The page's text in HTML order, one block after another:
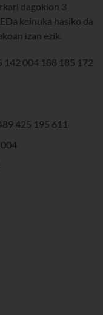
dagokion 3
keinuka hasiko da
izan ezik.
142 004 188 185 172
425 195 611